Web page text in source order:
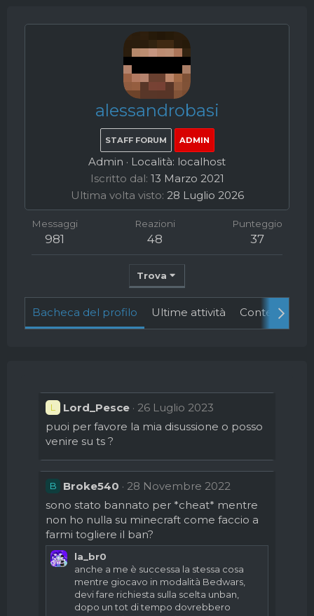
alessandrobasi
STAFF FORUM ADMIN
Admin · Località: localhost
Iscritto dal 13 Marzo 2021
Ultima volta visto 28 Luglio 2026
Messaggi
981
Reazioni
48
Punteggio
37
Trova
Bacheca del profilo Ultime attività Contenuto
L Lord_Pesce
26 Luglio 2023
puoi per favore la mia disussione o posso
venire su ts ?
B Broke540
28 Novembre 2022
sono stato bannato per *cheat* mentre
non ho nulla su minecraft come faccio a
farmi togliere il ban?
la_br0
anche a me è successa la stessa cosa
mentre giocavo in modalità Bedwars,
devi fare richiesta sulla scelta unban,
dopo un tot di tempo dovrebbero